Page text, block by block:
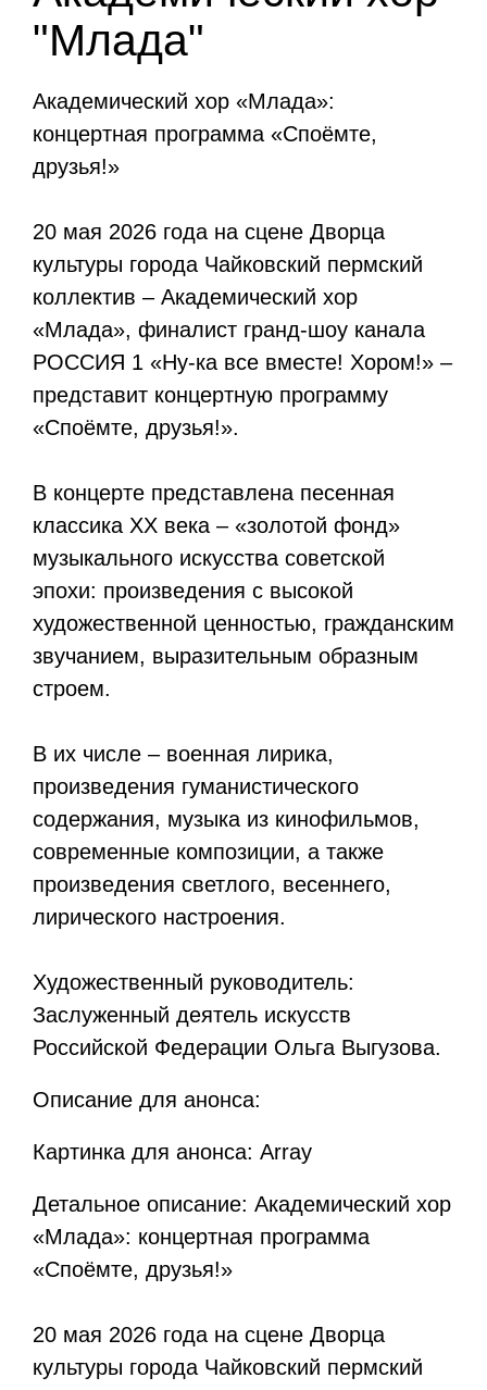
"Млада"
Академический хор «Млада»:
концертная программа «Споёмте,
друзья!»
20 мая 2026 года на сцене Дворца
культуры города Чайковский пермский
коллектив – Академический хор
«Млада», финалист гранд-шоу канала
РОССИЯ 1 «Ну-ка все вместе! Хором!» –
представит концертную программу
«Споёмте, друзья!».
В концерте представлена песенная
классика XX века – «золотой фонд»
музыкального искусства советской
эпохи: произведения с высокой
художественной ценностью, гражданским
звучанием, выразительным образным
строем.
В их числе – военная лирика,
произведения гуманистического
содержания, музыка из кинофильмов,
современные композиции, а также
произведения светлого, весеннего,
лирического настроения.
Художественный руководитель:
Заслуженный деятель искусств
Российской Федерации Ольга Выгузова.
Описание для анонса:
Картинка для анонса: Array
Детальное описание: Академический хор
«Млада»: концертная программа
«Споёмте, друзья!»
20 мая 2026 года на сцене Дворца
культуры города Чайковский пермский